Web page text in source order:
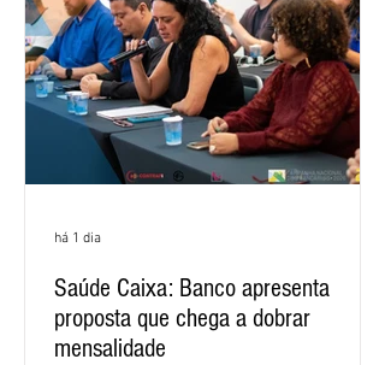
Saúde Caixa: Banco apresenta
proposta que chega a dobrar
mensalidade
há 1 dia